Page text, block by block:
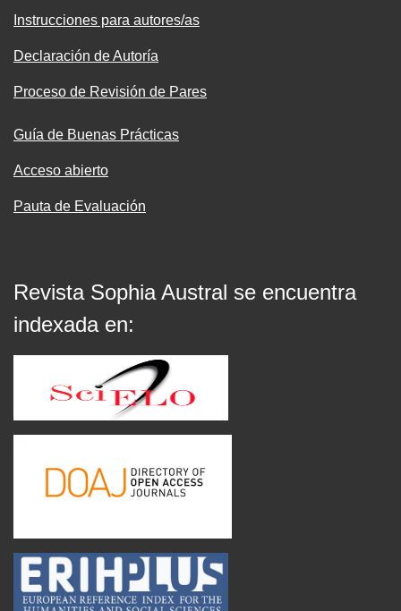
Instrucciones para autores/as
Declaración de Autoría
Proceso de Revisión de Pares
Guía de Buenas Prácticas
Acceso abierto
Pauta de Evaluación
Revista Sophia Austral se encuentra
indexada en: